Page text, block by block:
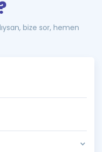
bize sor, hemen